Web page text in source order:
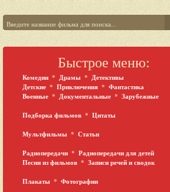
Быстрое меню:
Комедии * Драмы *
Детективы
Детские * Приключения * Фантастика
Военные * Документальные * Зарубежные
Подборка фильмов * Цитаты
Мультфильмы * Статьи
Радиопередачи * Радиопередачи для детей
Песни из фильмов * Записи речей и сводок
Плакаты * Фотографии